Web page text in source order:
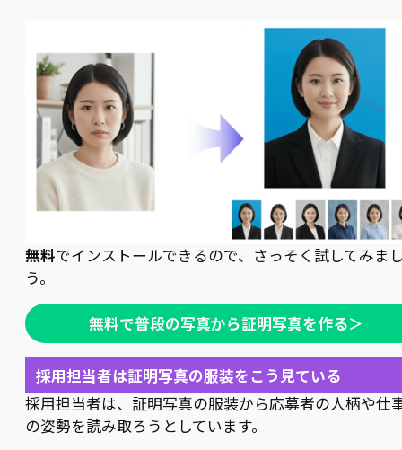
無料でインストールできるので、さっそく試してみま
う。
無料で普段の写真から証明写真を作る＞
採用担当者は証明写真の服装をこう見ている
採用担当者は、証明写真の服装から応募者の人柄や仕
の姿勢を読み取ろうとしています。